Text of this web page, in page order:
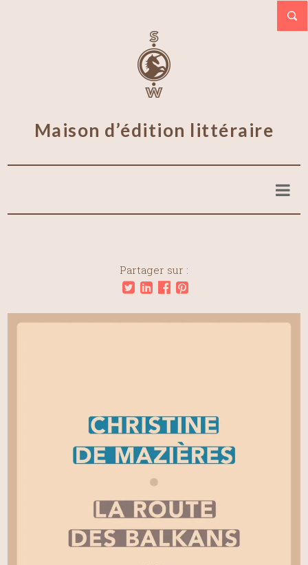
Maison d’édition littéraire
Partager sur :